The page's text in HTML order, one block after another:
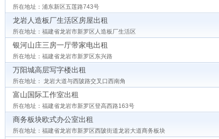
所在地址：浦东新区五莲路743号
龙岩人造板厂生活区房屋出租
所在地址：福建省龙岩市新罗区人造板厂生活区
银河山庄三房一厅带家电出租
所在地址：福建省龙岩市新罗区东兴路
万阳城高层写字楼出租
所在地址： 龙岩大道与西陂路交叉口西南角
富山国际工作室出租
所在地址：福建省龙岩市新罗区登高西路163号
商务板块欧式办公室出租
所在地址：福建省龙岩市新罗区西陂街道龙岩大道商务板块